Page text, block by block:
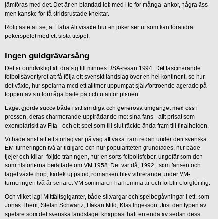
jämföras med det. Det är en blandad lek med lite för många lankor, några äss
men kanske för få stridsrustade knektar.
Roligaste att se; att Taha Ali visade hur en joker ser ut som kan förändra
pokerspelet med ett sista utspel.
Ingen guldgrävarsång
Det är oundvikligt att dra sig till minnes USA-resan 1994. Det fascinerande
fotbollsäventyret att få följa ett svenskt landslag över en hel kontinent, se hur
det växte, hur spelarna med ett alltmer uppumpat självförtroende agerade på
toppen av sin förmåga både på och utanför planen.
Laget gjorde succé både i sitt smidiga och generösa umgänget med oss i
pressen, deras charmerande uppträdande mot sina fans - allt prisat som
exemplariskt av Fifa - och ett spel som till slut räckte ända fram till finalhelgen.
Vi hade anat att ett storlag var på väg att växa fram redan under den svenska
EM-turneringen två år tidigare och hur populariteten grundlades, hur både
tjejer och killar följde träningen, hur en sorts fotbollsfeber, ungefär som den
som historierna berättade om VM 1958. Det var då, 1992, som fansen och
laget växte ihop, kärlek uppstod, romansen blev vibrerande under VM-
turneringen två år senare. VM sommaren härhemma är och förblir oförglömlig.
Och vilket lag! Mittfältsgiganter, både slitvargar och spelbegåvningar i ett, som
Jonas Thern, Stefan Schwartz, Håkan Mild, Klas Ingesson. Just den typen av
spelare som det svenska landslaget knappast haft en enda av sedan dess.